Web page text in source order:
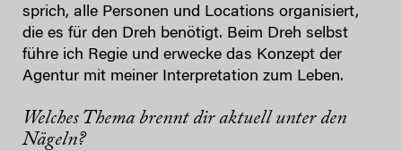
sprich, alle Personen und Locations organisiert,
die es für den Dreh benötigt. Beim Dreh selbst
führe ich Regie und erwecke das Konzept der
Agentur mit meiner Interpretation zum Leben.
Welches Thema brennt dir aktuell unter den
Nägeln?